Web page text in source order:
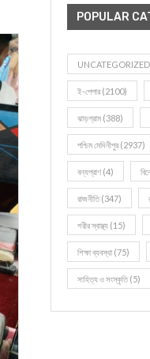
POPULAR
UNCATEGORIZED
ই-পেপার (2100)
ঝাড়গ্রাম (388)
পশ্চিম মেদিনীপুর (2937)
বন্যপ্রাণ (4)
রাজনীতি(347)
শরীর স্বাস্থ্য (15)
শিক্ষা ব্যবস্থা (75)
সাহিত্য ও সংস্কৃতি(5)